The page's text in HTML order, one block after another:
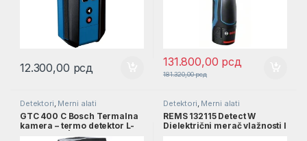
12.300,00 рсд 131.800,00 рсд
181.320,00рсд
Detektori, Merni alati
GTC 400 C Bosch Termalna
kamera – termo detektor L-
Boxx SOLO | 0601083108
Detektori, Merni alati
REMS 132115 Detect W
Dielektrični merač vlažnosti l